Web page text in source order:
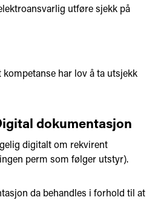
utføre sjekk på
har lov å ta utsjekk
dokumentasjon
digitalt om rekvirent
perm som følger utstyr).
da behandles i forhold til at